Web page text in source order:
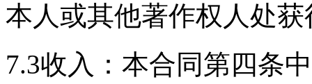
本人或其他著作权人处
7.3收入：本合同第四条